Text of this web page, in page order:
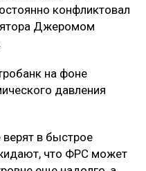
конфликтовал
Джеромом
на фоне
давления
в быстрое
что ФРС может